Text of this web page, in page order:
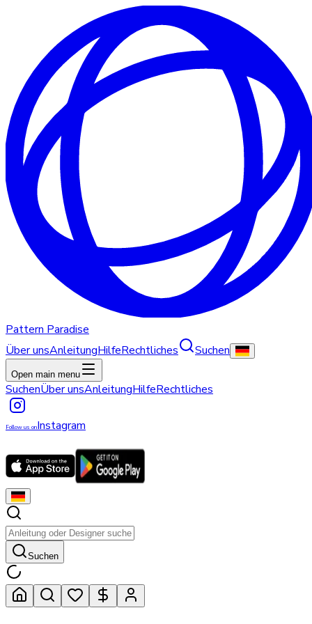
Pattern Paradise
Über unsAnleitungHilfeRechtliches Suchen
Open main menu
SuchenÜber unsAnleitungHilfeRechtliches
Follow us onInstagram
Suchen